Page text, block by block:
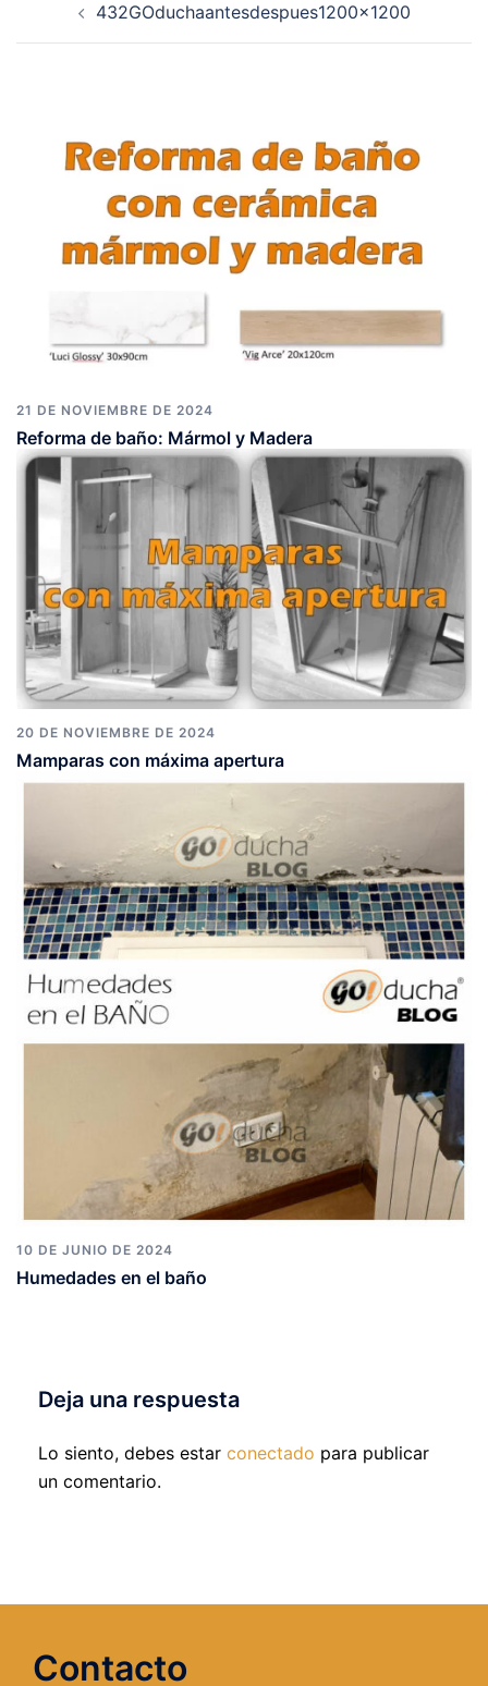
432GOduchaantesdespues1200x1200
21 DE NOVIEMBRE DE 2024
Reforma de baño: Mármol y Madera
20 DE NOVIEMBRE DE 2024
Mamparas con máxima apertura
10 DE JUNIO DE 2024
Humedades en el baño
Deja una respuesta
Lo siento, debes estar conectado para publicar
un comentario.
Contacto